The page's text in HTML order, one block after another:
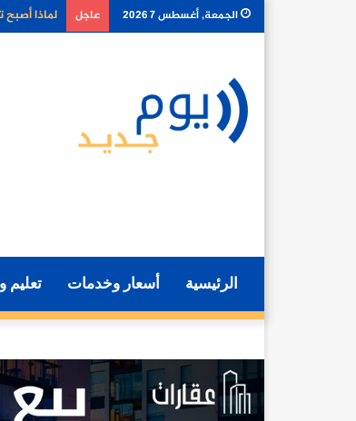
الجمعة, أغسطس 7 2026 عاجل كيف تغير
الرئيسية أسعار وخدمات تعليم